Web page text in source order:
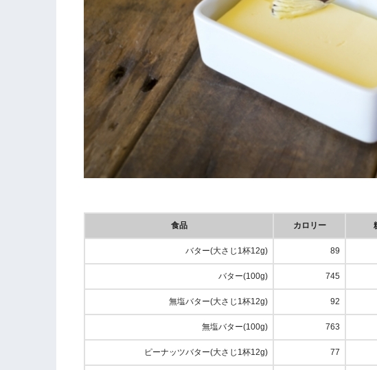
食品 カロリー
バター(大さじ1杯12g) 89
バター(100g) 745
無塩バター(大さじ1杯12g) 92
無塩バター(100g) 763
ピーナッツバター(大さじ1杯12g) 77